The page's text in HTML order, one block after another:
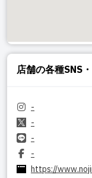
店舗の各種SNS
-
-
-
-
https://